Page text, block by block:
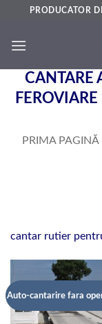
content
PRODUCATOR
CANTARE
PRIMA PAGINĂ
cantar rutier
Auto-cantarire fara